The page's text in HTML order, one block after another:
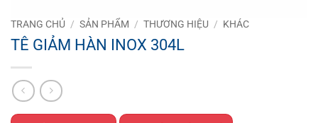
TRANG CHỦ / SẢN PHẨM / THƯƠNG HIỆU / KHÁC
TÊ GIẢM HÀN INOX 304L